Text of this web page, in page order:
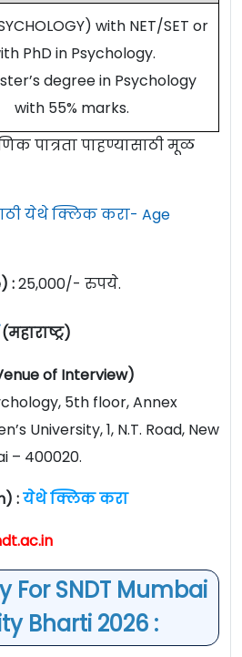
with NET/SET or
PhD in Psychology.
degree in Psychology
with 55% marks.
पात्रता पाहण्यासाठी मूळ
येथे क्लिक करा- Age
:25,000/- रुपये.
of Interview)
5th floor, Annex
University, 1, N.T. Road, New
– 400020.
:येथे क्लिक करा
For SNDT Mumbai
Bharti 2026 :